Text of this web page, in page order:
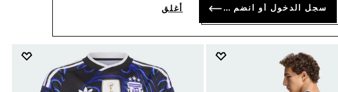
سجل الدخول أو انضم الآن أغلق